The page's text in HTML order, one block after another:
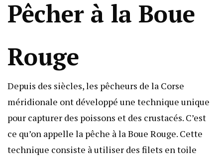
Pêcher à la Boue
Rouge
Depuis des siècles, les pêcheurs de la Corse
méridionale ont développé une technique unique
pour capturer des poissons et des crustacés. C’est
ce qu’on appelle la pêche à la Boue Rouge. Cette
technique consiste à utiliser des filets en toile